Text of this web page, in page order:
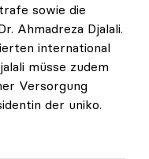
sowie die
Ahmadreza Djalali.
international
müsse zudem
Versorgung
der uniko.
von